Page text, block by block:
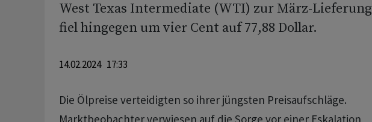
West Texas Intermediate (WTI) zur März-Lieferung
fiel hingegen um vier Cent auf 77,88 Dollar.
14.02.2024 17:33
Die Ölpreise verteidigten so ihrer jüngsten Preisaufschläge.
Marktbeobachter verwiesen auf die Sorge vor einer Eskalation